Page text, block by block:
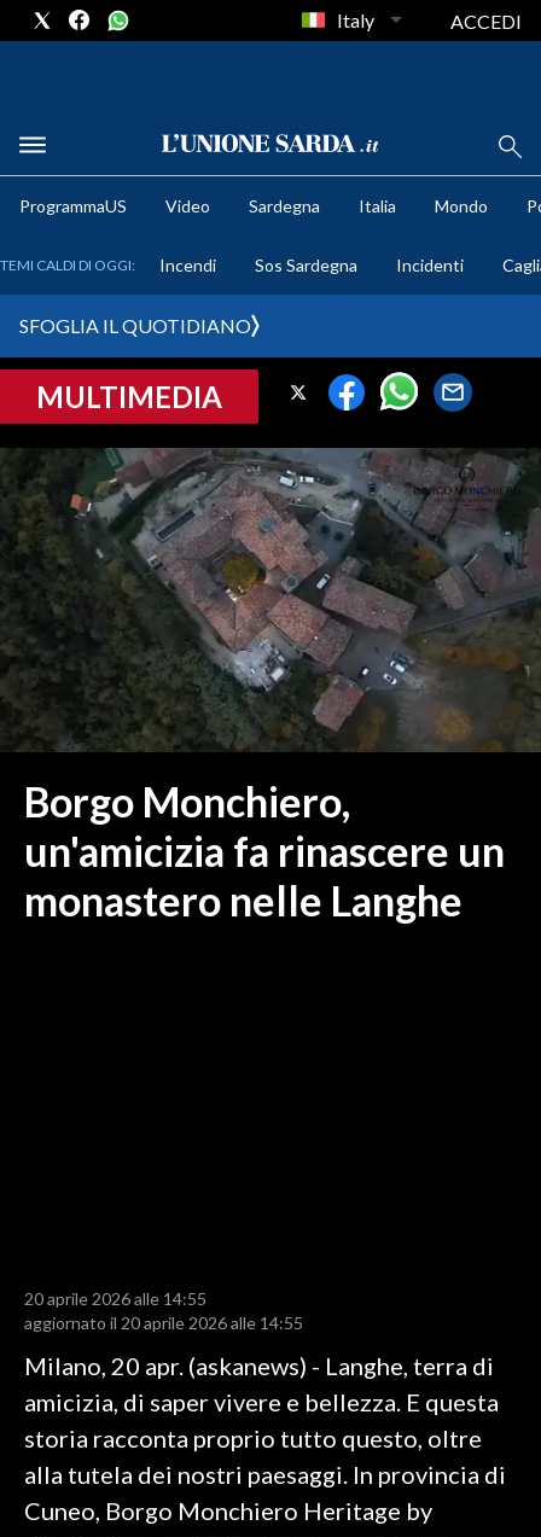
METEO
CRONACA SARDEGNA
PROVINCIA DI CAGLIARI
SULCIS IGLESIENTE
MEDIO CAMPIDANO
ORISTANO E PROVINCIA
SASSARI E PROVINCIA
GALLURA
NUORO E PROVINCIA
OGLIASTRA
CRONACA
ITALIA
MONDO
RISULTATI E CLASSIFICHE
CALCIO REGIONALE
BASKET
VOLLEY
MOTORI
TENNIS
Italy ACCEDI
ProgrammaUS Video Sardegna Italia Mondo
TEMI CALDI DI OGGI: Incendi Sos Sardegna Incidenti
SFOGLIA IL QUOTIDIANO
MULTIMEDIA
Borgo Monchiero,
un'amicizia fa rinascere un
monastero nelle Langhe
20 aprile 2026 alle 14:55
aggiornato il 20 aprile 2026 alle 14:55
Milano, 20 apr. (askanews) - Langhe, terra di
amicizia, di saper vivere e bellezza. E questa
storia racconta proprio tutto questo, oltre
alla tutela dei nostri paesaggi. In provincia di
Cuneo, Borgo Monchiero Heritage by